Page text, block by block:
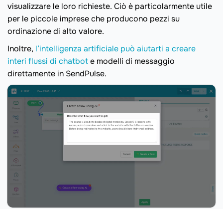
visualizzare le loro richieste. Ciò è particolarmente utile
per le piccole imprese che producono pezzi su
ordinazione di alto valore.
Inoltre, l’intelligenza artificiale può aiutarti a creare
interi flussi di chatbote modelli di messaggio
direttamente in SendPulse.